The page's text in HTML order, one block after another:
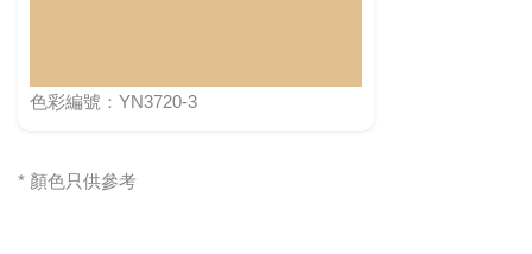
色彩編號：YN3720-3
* 顏色只供參考